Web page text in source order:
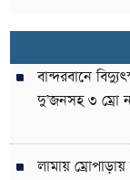
বান্দরবানে
দু’জনসহ ৩ ম্রো
লামায়